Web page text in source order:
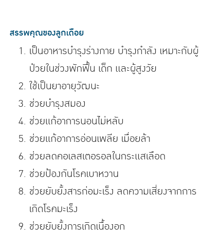
สรรพคุณของลูกเดือย
เป็นอาหารบำรุงร่างกาย บำรุงกำลัง เหมาะกับผู้
ป่วยในช่วงพักฟื้น เด็ก และผู้สูงวัย
ใช้เป็นยาอายุวัฒนะ
ช่วยบำรุงสมอง
ช่วยแก้อาการนอนไม่หลับ
ช่วยแก้อาการอ่อนเพลีย เมื่อยล้า
ช่วยลดคอเลสเตอรอลในกระแสเลือด
ช่วยป้องกันโรคเบาหวาน
ช่วยยับยั้งสารก่อมะเร็ง ลดความเสี่ยงจากการ
เกิดโรคมะเร็ง
ช่วยยับยั้งการเกิดเนื้องอก